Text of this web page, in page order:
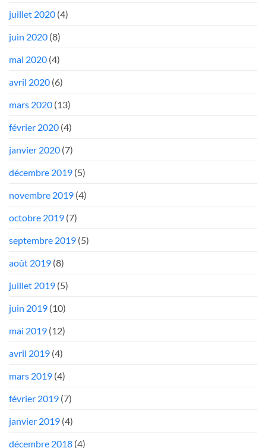
juillet 2020 (4)
juin 2020 (8)
mai 2020 (4)
avril 2020 (6)
mars 2020 (13)
février 2020 (4)
janvier 2020 (7)
décembre 2019 (5)
novembre 2019 (4)
octobre 2019 (7)
septembre 2019 (5)
août 2019 (8)
juillet 2019 (5)
juin 2019 (10)
mai 2019 (12)
avril 2019 (4)
mars 2019 (4)
février 2019 (7)
janvier 2019 (4)
décembre 2018 (4)